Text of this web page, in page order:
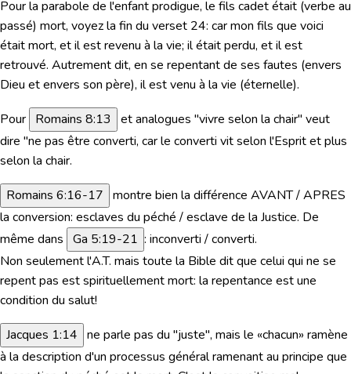
Pour la parabole de l'enfant prodigue, le fils cadet était (verbe au
passé) mort, voyez la fin du verset 24: car mon fils que voici
était mort, et il est revenu à la vie; il était perdu, et il est
retrouvé. Autrement dit, en se repentant de ses fautes (envers
Dieu et envers son père), il est venu à la vie (éternelle).
Pour Romains 8:13
et analogues "vivre selon la chair" veut
dire "ne pas être converti, car le converti vit selon l'Esprit et plus
selon la chair.
Romains 6:16-17 montre bien la différence AVANT / APRES
la conversion: esclaves du péché / esclave de la Justice. De
même dans Ga 5:19-21 : inconverti / converti.
Non seulement l'A.T. mais toute la Bible dit que celui qui ne se
repent pas est spirituellement mort: la repentance est une
condition du salut!
Jacques 1:14 ne parle pas du "juste", mais le «chacun» ramène
à la description d'un processus général ramenant au principe que